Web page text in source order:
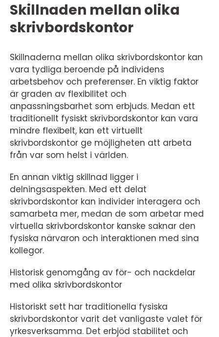
Skillnaden mellan olika
skrivbordskontor
Skillnaderna mellan olika skrivbordskontor kan
vara tydliga beroende på individens
arbetsbehov och preferenser. En viktig faktor
är graden av flexibilitet och
anpassningsbarhet som erbjuds. Medan ett
traditionellt fysiskt skrivbordskontor kan vara
mindre flexibelt, kan ett virtuellt
skrivbordskontor ge möjligheten att arbeta
från var som helst i världen.
En annan viktig skillnad ligger i
delningsaspekten. Med ett delat
skrivbordskontor kan individer interagera och
samarbeta mer, medan de som arbetar med
virtuella skrivbordskontor kanske saknar den
fysiska närvaron och interaktionen med sina
kollegor.
Historisk genomgång av för- och nackdelar
med olika skrivbordskontor
Historiskt sett har traditionella fysiska
skrivbordskontor varit det vanligaste valet för
yrkesverksamma. Det erbjöd stabilitet och